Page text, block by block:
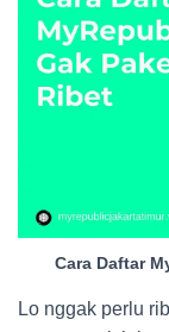
Cara Daftar
Lo nggak perlu